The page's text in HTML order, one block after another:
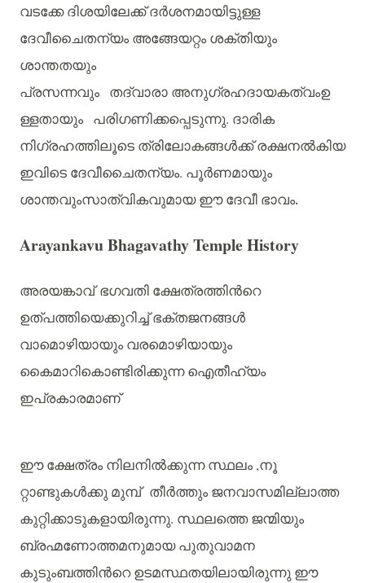
വടക്കേ ദിശയിലേക്ക് ദർശനമായിട്ടുള്ള
ദേവീചൈതന്യം അങ്ങേയറ്റം ശക്തിയും
ശാന്തതയും
പ്രസന്നവും തദ്വാരാ അനുഗ്രഹദായകത്വംഉ
ള്ളതായും പരിഗണിക്കപ്പെടുന്നു. ദാരിക
നിഗ്രഹത്തിലൂടെ ത്രിലോകങ്ങൾക്ക് രക്ഷനൽകിയ
ഇവിടെ ദേവീചൈതന്യം. പൂർണമായും
ശാന്തവുംസാത്വികവുമായ ഈ ദേവീ ഭാവം.
Arayankavu Bhagavathy Temple History
അരയങ്കാവ് ഭഗവതി ക്ഷേത്രത്തിൻറെ
ഉത്പത്തിയെക്കുറിച്ച് ഭക്തജനങ്ങൾ
വാമൊഴിയായും വരമൊഴിയായും
കൈമാറികൊണ്ടിരിക്കുന്ന ഐതീഹ്യം
ഇപ്രകാരമാണ്
ഈ ക്ഷേത്രം നിലനിൽക്കുന്ന സ്ഥലം ,നൂ
റ്റാണ്ടുകൾക്കു മുമ്പ് തീർത്തും ജനവാസമില്ലാത്ത
കുറ്റിക്കാടുകളായിരുന്നു. സ്ഥലത്തെ ജന്മിയും
ബ്രഹ്മണോത്തമനുമായ പുതുവാമന
കുടുംബത്തിൻറെ ഉടമസ്ഥതയിലായിരുന്നു ഈ